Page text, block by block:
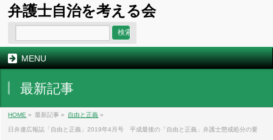
弁護士自治を考える会
MENU
最新記事
HOME » 最新記事 » 自由と正義 »
日弁連広報誌「自由と正義」2019年4月号 平成最後の「自由と正義」弁護士懲戒処分の要